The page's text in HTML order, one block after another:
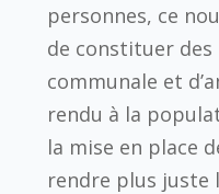
personnes, ce
de constituer
communale et
rendu à la
la mise en place
rendre plus juste